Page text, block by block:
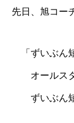
先日、旭コー
「ずいぶん
オールスタ
ずいぶん短